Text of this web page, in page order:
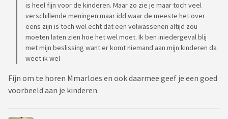
is heel fijn voor de kinderen. Maar zo zie je maar toch veel
verschillende meningen maar idd waar de meeste het over
eens zijn is toch wel echt dat een volwassenen altijd zou
moeten laten zien hoe het wel moet. Ik ben iniedergeval blij
met mijn beslissing want er komt niemand aan mijn kinderen da
weet ik wel
Fijn om te horen Mmarloes en ook daarmee geef je een goed
voorbeeld aan je kinderen.